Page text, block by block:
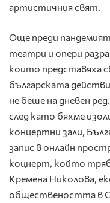
артистичния свят.
Още преди
театри и опери
които представяха
българската
не беше на дневен
след като бяхме
концертни зали,
запис в онлайн
коцнерт, който
Кремена Николова,
обществеността в